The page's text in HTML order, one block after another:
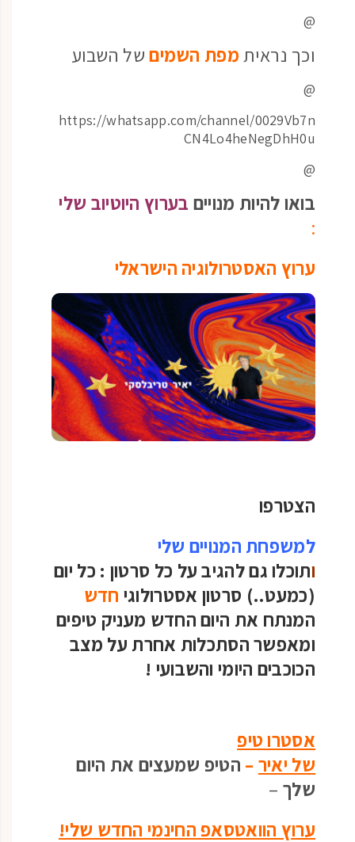
@
וכך נראיתמפת השמיםשל השבוע
@
https://whatsapp.com/channel/0029Vb7n
CN4Lo4heNegDhH0u
@
בואו להיות מנויים בערוץ היוטיוב שלי
:
ערוץ האסטרולוגיה הישראלי
הצטרפו
למשפחת המנויים שלי
ותוכלו גם להגיב על כל סרטון : כל יום
(כמעט..) סרטון אסטרולוגי חדש
המנתח את היום החדש מעניק טיפים
ומאפשר הסתכלות אחרת על מצב
הכוכבים היומי והשבועי !
אסטרו טיפ
של יאיר – הטיפ שמעצים את היום
שלך–
ערוץ הוואטסאפ החינמי החדש שלי!